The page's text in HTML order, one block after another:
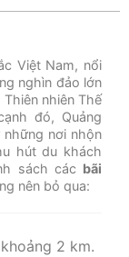
Việt Nam, nổi
nghìn đảo lớn
nhiên Thế
đó, Quảng
nơi nhộn
hút du khách
sách các bãi
nên bỏ qua:
2 km.